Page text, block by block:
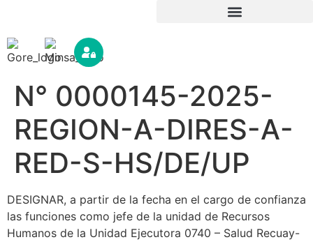
N° 0000145-2025-
REGION-A-DIRES-A-
RED-S-HS/DE/UP
DESIGNAR, a partir de la fecha en el cargo de confianza
las funciones como jefe de la unidad de Recursos
Humanos de la Unidad Ejecutora 0740 – Salud Recuay-